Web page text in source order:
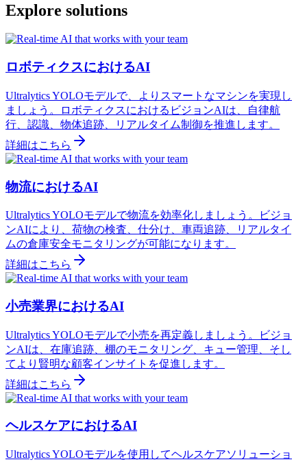
Explore solutions
ロボティクスにおけるAI
Ultralytics YOLOモデルで、よりスマートなマシンを実現し
ましょう。ロボティクスにおけるビジョンAIは、自律航
行、認識、物体追跡、リアルタイム制御を推進します。
詳細はこちら
物流におけるAI
Ultralytics YOLOモデルで物流を効率化しましょう。ビジョ
ンAIにより、荷物の検査、仕分け、車両追跡、リアルタイ
ムの倉庫安全モニタリングが可能になります。
詳細はこちら
小売業界におけるAI
Ultralytics YOLOモデルで小売を再定義しましょう。ビジョ
ンAIは、在庫追跡、棚のモニタリング、キュー管理、そし
てより賢明な顧客インサイトを促進します。
詳細はこちら
ヘルスケアにおけるAI
Ultralytics YOLOモデルを使用してヘルスケアソリューショ